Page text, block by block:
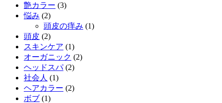
艶カラー (3)
悩み (2)
頭皮の痒み (1)
頭皮 (2)
スキンケア (1)
オーガニック (2)
ヘッドスパ(2)
社会人 (1)
ヘアカラー (2)
ボブ (1)